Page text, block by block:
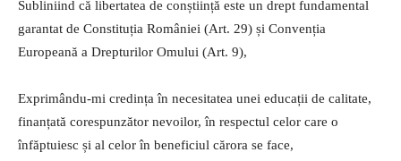
Subliniind că libertatea de conștiință este un drept fundamental
garantat de Constituția României (Art. 29) și Convenția
Europeană a Drepturilor Omului (Art. 9),
Exprimându-mi credința în necesitatea unei educații de calitate,
finanțată corespunzător nevoilor, în respectul celor care o
înfăptuiesc și al celor în beneficiul cărora se face,